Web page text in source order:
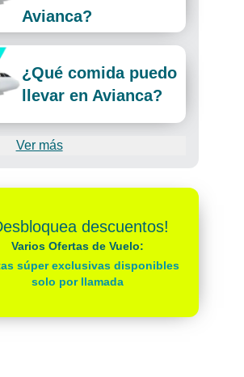
Avianca?
¿Qué comida puedo
llevar en Avianca?
Ver más
descuentos!
Varios Ofertas de Vuelo:
súper exclusivas disponibles
solo por llamada